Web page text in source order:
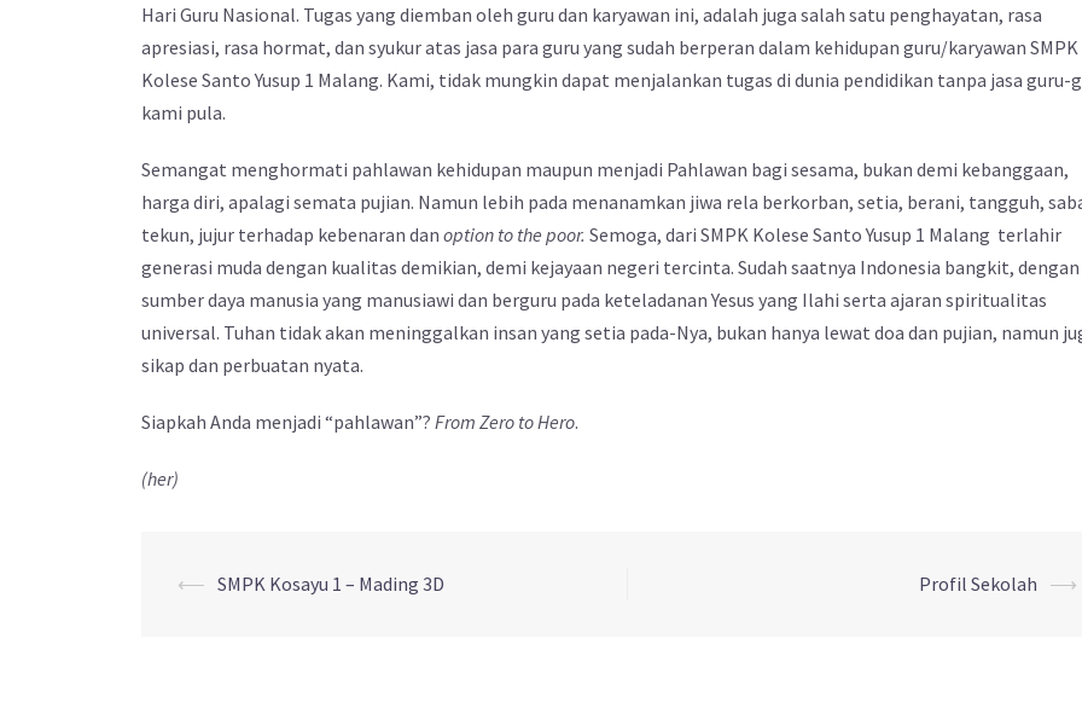
Hari Guru Nasional. Tugas yang diemban oleh guru dan karyawan ini, adalah juga salah satu penghayatan, rasa
apresiasi, rasa hormat, dan syukur atas jasa para guru yang sudah berperan dalam kehidupan guru/karyawan SMPK
Kolese Santo Yusup 1 Malang. Kami, tidak mungkin dapat menjalankan tugas di dunia pendidikan tanpa jasa guru-
kami pula.
Semangat menghormati pahlawan kehidupan maupun menjadi Pahlawan bagi sesama, bukan demi kebanggaan,
harga diri, apalagi semata pujian. Namun lebih pada menanamkan jiwa rela berkorban, setia, berani, tangguh,
tekun, jujur terhadap kebenaran dan option to the poor. Semoga, dari SMPK Kolese Santo Yusup 1 Malang terlahir
generasi muda dengan kualitas demikian, demi kejayaan negeri tercinta. Sudah saatnya Indonesia bangkit, dengan
sumber daya manusia yang manusiawi dan berguru pada keteladanan Yesus yang Ilahi serta ajaran spiritualitas
universal. Tuhan tidak akan meninggalkan insan yang setia pada-Nya, bukan hanya lewat doa dan pujian, namun
sikap dan perbuatan nyata.
Siapkah Anda menjadi “pahlawan”? From Zero to Hero.
(her)
Post
⟵ SMPK Kosayu 1 – Mading 3D Profil Sekolah ⟶